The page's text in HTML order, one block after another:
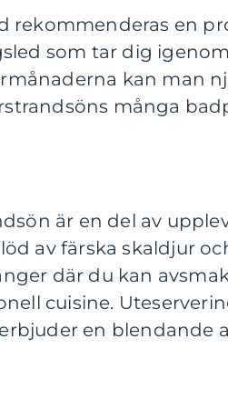
rekommenderas en
som tar dig
kan man
många
är en del av
av färska skaldjur
där du kan
cuisine.
en blendande